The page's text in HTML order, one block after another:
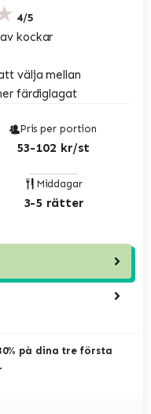
4/5
kockar
välja mellan
färdiglagat
Pris per portion
53-102 kr/st
Middagar
3-5 rätter
på dina tre första